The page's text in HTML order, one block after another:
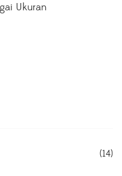
Ukuran
(14)